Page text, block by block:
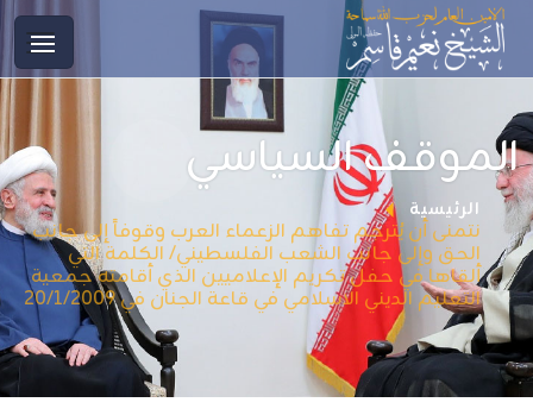
الموقف السياسي
الرئيسية
نتمنى أن يُترجم تفاهم الزعماء العرب وقوفاً إلى جانب
الحق وإلى جانب الشعب الفلسطيني/ الكلمة التي
ألقاها في حفل تكريم الإعلاميين الذي أقامته جمعية
التعليم الديني الاسلامي في قاعة الجنان في 20/1/2009